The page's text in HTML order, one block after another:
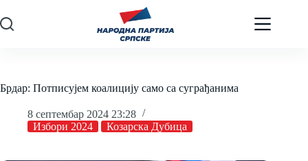
to
content
Брдар: Потписујем коалицију само са суграђанима
8 септембар 2024 23:28
Избори 2024
Козарска Дубица